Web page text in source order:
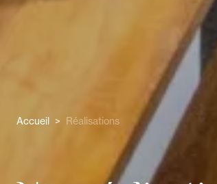
Accueil > Réalisations